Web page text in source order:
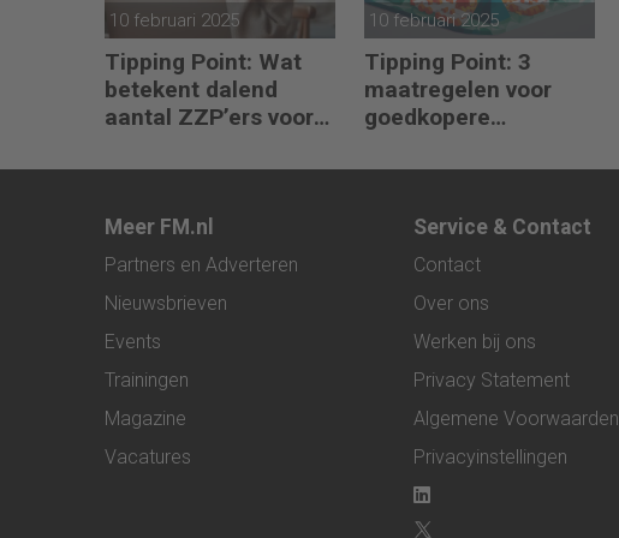
10 februari 2025
Tipping Point: Wat
betekent dalend
aantal ZZP’ers voor
10 februari 2025
Tipping Point: 3
maatregelen voor
goedkopere
verduurzamen)
Meer FM.nl
Partners en Adverteren
Nieuwsbrieven
Events
Trainingen
Magazine
Vacatures
Service & Contact
Contact
Over ons
Werken bij ons
Privacy Statement
Algemene Voorwaarden
Privacyinstellingen